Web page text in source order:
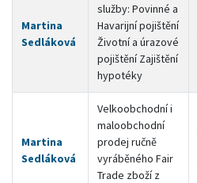
Martina
Sedláková
služby: Povinné a
Havarijní pojištění
Životní a úrazové
pojištění Zajištění
hypotéky
Martina
Sedláková
Velkoobchodní i
maloobchodní
prodej ručně
vyráběného Fair
Trade zboží z